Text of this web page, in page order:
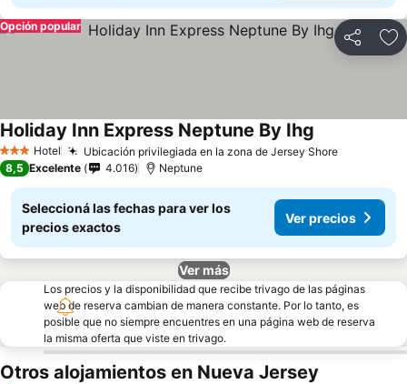
Compartir
Opción popular
3 Estrellas
Hotel Ubicación privilegiada en la zona de Jersey Shore
Holiday Inn Express Neptune By Ihg
8,5 Excelente 4.016 Neptune
Seleccioná las fechas para ver los
precios exactos
Ver precios
Ver más
Los precios y la disponibilidad que recibe trivago de las páginas
web de reserva cambian de manera constante. Por lo tanto, es
posible que no siempre encuentres en una página web de reserva
la misma oferta que viste en trivago.
Otros alojamientos en Nueva Jersey